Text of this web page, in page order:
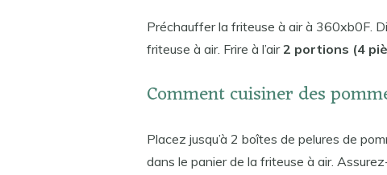
Préchauffer la friteuse à air à 360xb0F.
friteuse à air. Frire à l’air2 portions (4
Comment cuisiner des
Placez jusqu’à 2 boîtes de pelures de
dans le panier de la friteuse à air.